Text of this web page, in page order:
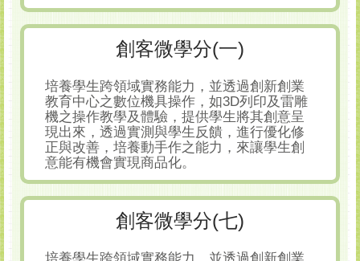
創客微學分(一)
培養學生跨領域實務能力，並透過創新創業
教育中心之數位機具操作，如3D列印及雷雕
機之操作教學及體驗，提供學生將其創意呈
現出來，透過實測與學生反饋，進行優化修
正與改善，培養動手作之能力，來讓學生創
意能有機會實現商品化。
創客微學分(七)